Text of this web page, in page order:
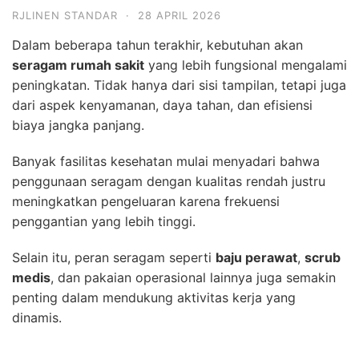
RJLINEN STANDAR · 28 APRIL 2026
Dalam beberapa tahun terakhir, kebutuhan akan
seragam rumah sakit yang lebih fungsional mengalami
peningkatan. Tidak hanya dari sisi tampilan, tetapi juga
dari aspek kenyamanan, daya tahan, dan efisiensi
biaya jangka panjang.
Banyak fasilitas kesehatan mulai menyadari bahwa
penggunaan seragam dengan kualitas rendah justru
meningkatkan pengeluaran karena frekuensi
penggantian yang lebih tinggi.
Selain itu, peran seragam seperti baju perawat, scrub
medis, dan pakaian operasional lainnya juga semakin
penting dalam mendukung aktivitas kerja yang
dinamis.